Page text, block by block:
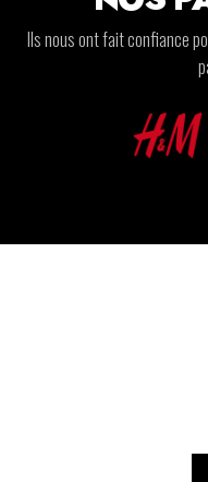
Ils nous ont fait confiance